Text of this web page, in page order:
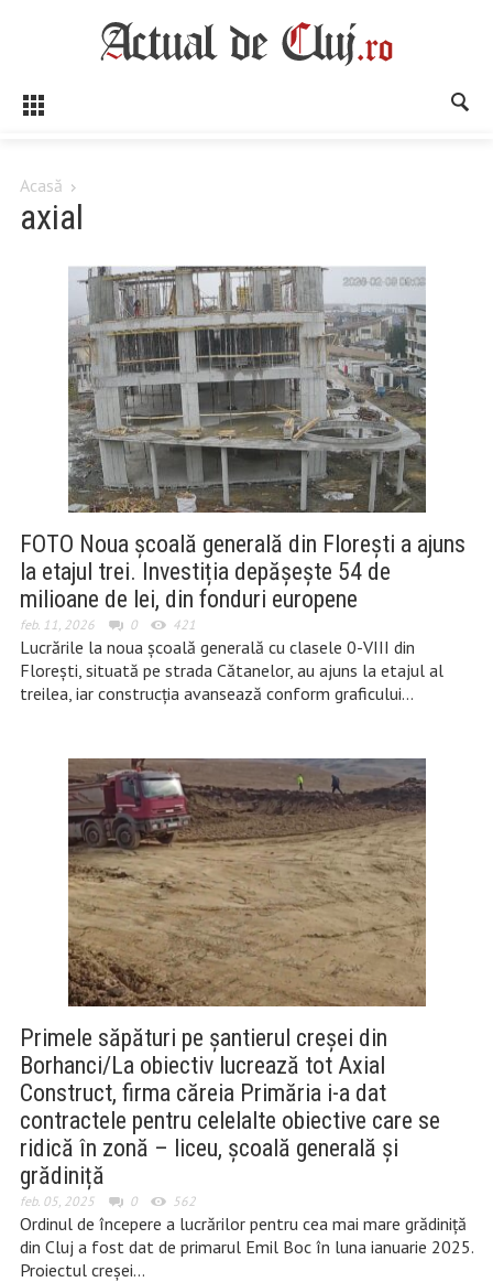
Acasă
axial
FOTO Noua școală generală din Florești a ajuns
la etajul trei. Investiția depășește 54 de
milioane de lei, din fonduri europene
feb. 11, 2026 0 421
Lucrările la noua școală generală cu clasele 0-VIII din
Florești, situată pe strada Cătanelor, au ajuns la etajul al
treilea, iar construcția avansează conform graficului…
Primele săpături pe șantierul creșei din
Borhanci/La obiectiv lucrează tot Axial
Construct, firma căreia Primăria i-a dat
contractele pentru celelalte obiective care se
ridică în zonă – liceu, școală generală și
grădiniță
feb. 05, 2025 0 562
Ordinul de începere a lucrărilor pentru cea mai mare grădiniță
din Cluj a fost dat de primarul Emil Boc în luna ianuarie 2025.
Proiectul creșei…